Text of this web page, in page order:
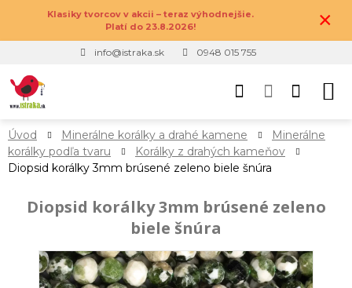
Klasiky tvorcov v akcii – teraz výhodnejšie.
Platí do 23.8.2026!
×
info@istraka.sk 0948 015 755
Úvod Minerálne korálky a drahé kamene
Minerálne
korálky podľa tvaru
Korálky z drahých kameňov
Diopsid korálky 3mm brúsené zeleno biele šnúra
Diopsid korálky 3mm brúsené zeleno
biele šnúra